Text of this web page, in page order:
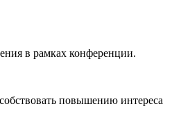
в рамках конференции.
повышению интереса